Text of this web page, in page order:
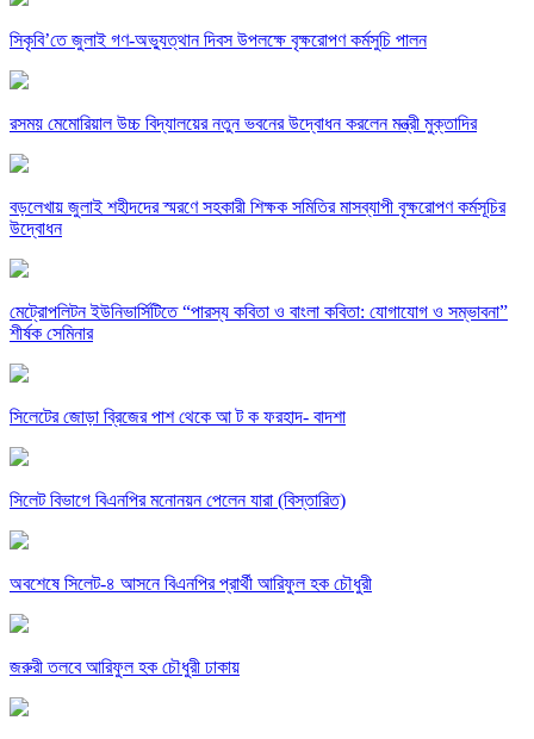
সিকৃবি’তে জুলাই গণ-অভ্যুত্থান দিবস উপলক্ষে বৃক্ষরোপণ কর্মসুচি পালন
রসময় মেমোরিয়াল উচ্চ বিদ্যালয়ের নতুন ভবনের উদ্বোধন করলেন মন্ত্রী মুক্তাদির
বড়লেখায় জুলাই শহীদদের স্মরণে সহকারী শিক্ষক সমিতির মাসব্যাপী বৃক্ষরোপণ কর্মসূচির
উদ্বোধন
মেট্রোপলিটন ইউনিভার্সিটিতে “পারস্য কবিতা ও বাংলা কবিতা: যোগাযোগ ও সম্ভাবনা”
শীর্ষক সেমিনার
সিলেটের জোড়া ব্রিজের পাশ থেকে আ ট ক ফরহাদ- বাদশা
সিলেট বিভাগে বিএনপির মনোনয়ন পেলেন যারা (বিস্তারিত)
অবশেষে সিলেট-৪ আসনে বিএনপির প্রার্থী আরিফুল হক চৌধুরী
জরুরী তলবে আরিফুল হক চৌধুরী ঢাকায়